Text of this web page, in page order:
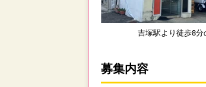
吉塚駅より徒歩8
募集内容